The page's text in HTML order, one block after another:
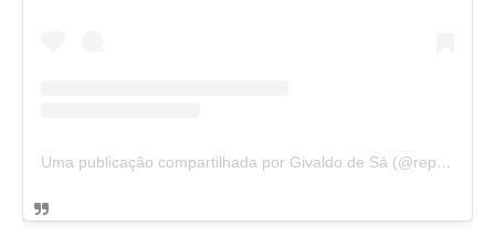
Uma publicação compartilhada por Givaldo de Sá (@reporter_givaldodesa)